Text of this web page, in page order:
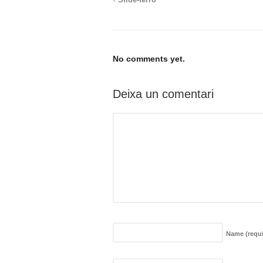
No comments yet.
Deixa un comentari
Name